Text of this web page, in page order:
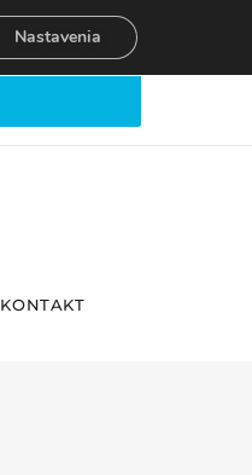
KONTAKT
Nastavenia